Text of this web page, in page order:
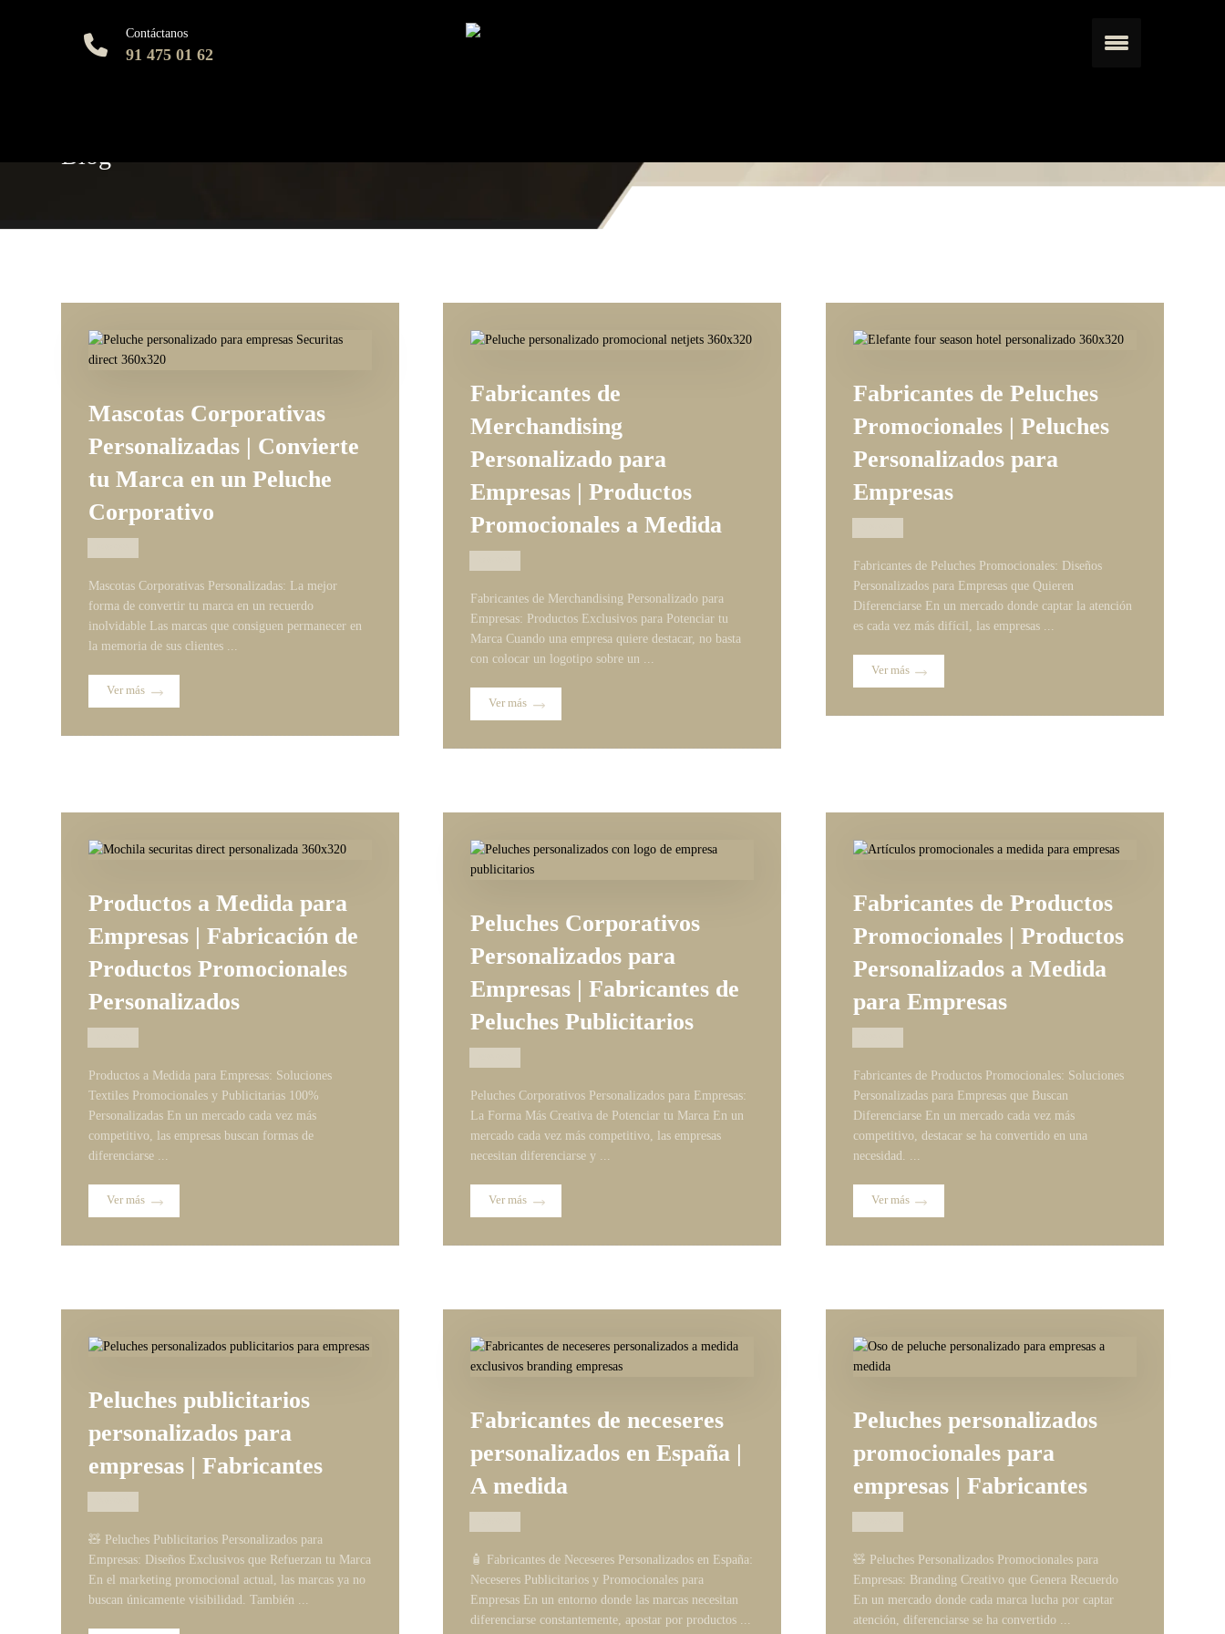
Contáctanos
91 475 01 62
Blog
Mascotas Corporativas
Personalizadas | Convierte
tu Marca en un Peluche
Corporativo
Mascotas Corporativas Personalizadas: La mejor
forma de convertir tu marca en un recuerdo
inolvidable Las marcas que consiguen permanecer en
la memoria de sus clientes ...
Ver más
Fabricantes de
Merchandising
Personalizado para
Empresas | Productos
Promocionales a Medida
Fabricantes de Merchandising Personalizado para
Empresas: Productos Exclusivos para Potenciar tu
Marca Cuando una empresa quiere destacar, no basta
con colocar un logotipo sobre un ...
Ver más
Fabricantes de Peluches
Promocionales | Peluches
Personalizados para
Empresas
Fabricantes de Peluches Promocionales: Diseños
Personalizados para Empresas que Quieren
Diferenciarse En un mercado donde captar la atención
es cada vez más difícil, las empresas ...
Ver más
Productos a Medida para
Empresas | Fabricación de
Productos Promocionales
Personalizados
Productos a Medida para Empresas: Soluciones
Textiles Promocionales y Publicitarias 100%
Personalizadas En un mercado cada vez más
competitivo, las empresas buscan formas de
diferenciarse ...
Ver más
Peluches Corporativos
Personalizados para
Empresas | Fabricantes de
Peluches Publicitarios
Peluches Corporativos Personalizados para Empresas:
La Forma Más Creativa de Potenciar tu Marca En un
mercado cada vez más competitivo, las empresas
necesitan diferenciarse y ...
Ver más
Fabricantes de Productos
Promocionales | Productos
Personalizados a Medida
para Empresas
Fabricantes de Productos Promocionales: Soluciones
Personalizadas para Empresas que Buscan
Diferenciarse En un mercado cada vez más
competitivo, destacar se ha convertido en una
necesidad. ...
Ver más
Peluches publicitarios
personalizados para
empresas | Fabricantes
🧸 Peluches Publicitarios Personalizados para
Empresas: Diseños Exclusivos que Refuerzan tu Marca
En el marketing promocional actual, las marcas ya no
buscan únicamente visibilidad. También ...
Fabricantes de neceseres
personalizados en España |
A medida
🧴 Fabricantes de Neceseres Personalizados en España:
Neceseres Publicitarios y Promocionales para
Empresas En un entorno donde las marcas necesitan
diferenciarse constantemente, apostar por productos ...
Peluches personalizados
promocionales para
empresas | Fabricantes
🧸 Peluches Personalizados Promocionales para
Empresas: Branding Creativo que Genera Recuerdo
En un mercado donde cada marca lucha por captar
atención, diferenciarse se ha convertido ...